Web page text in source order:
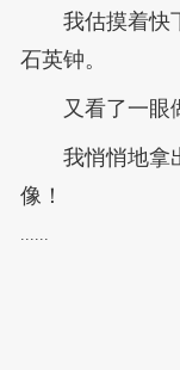
我估摸着快
石英钟。
又看了一眼
我悄悄地拿
像！
......